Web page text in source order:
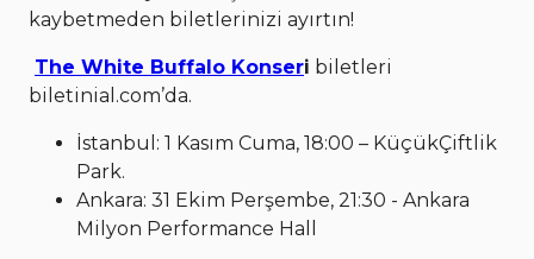
kaybetmeden biletlerinizi ayırtın!
The White Buffalo Konseri biletleri
biletinial.com’da.
İstanbul: 1 Kasım Cuma, 18:00 – KüçükÇiftlik
Park.
Ankara: 31 Ekim Perşembe, 21:30 - Ankara
Milyon Performance Hall